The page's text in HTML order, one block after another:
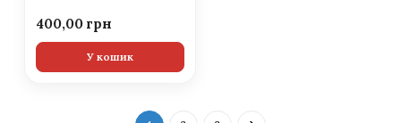
400,00
У кошик